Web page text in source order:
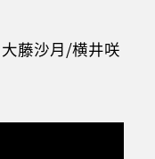
藤沙月/横井咲